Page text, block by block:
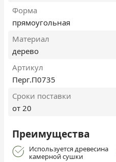
Форма
прямоугольная
Материал
дерево
Артикул
Перг.П0735
Сроки поставки
от 20
Преимущества
Используется древесина
камерной сушки